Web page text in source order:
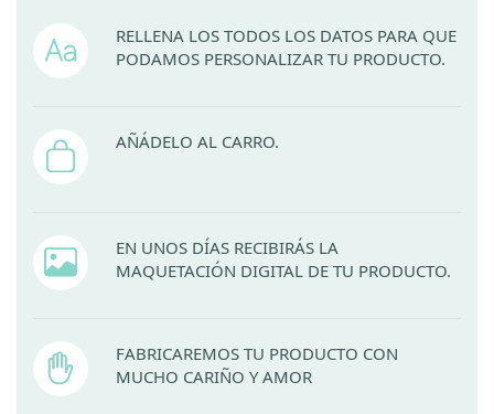
RELLENA LOS TODOS LOS DATOS PARA QUE
PODAMOS PERSONALIZAR TU PRODUCTO.
AÑÁDELO AL CARRO.
EN UNOS DÍAS RECIBIRÁS LA
MAQUETACIÓN DIGITAL DE TU PRODUCTO.
FABRICAREMOS TU PRODUCTO CON
MUCHO CARIÑO Y AMOR